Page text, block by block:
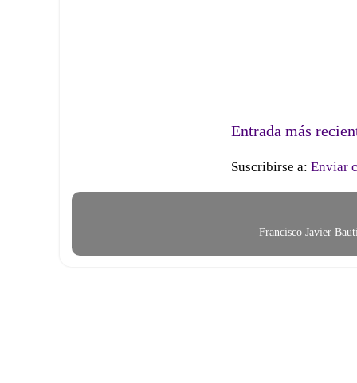
Entrada más
Suscribirse a: Enviar
Francisco Javier